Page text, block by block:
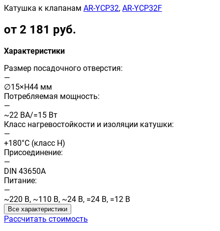
Катушка к клапанам AR-YCP32, AR-YCP32F
от 2 181 руб.
Характеристики
Размер посадочного отверстия:
—
∅15×H44 мм
Потребляемая мощность:
—
~22 ВА/=15 Вт
Класс нагревостойкости и изоляции катушки:
—
+180°C (класс H)
Присоединение:
—
DIN 43650A
Питание:
—
~220 В, ~110 В, ~24 В, =24 В, =12 В
Все характеристики
Рассчитать стоимость